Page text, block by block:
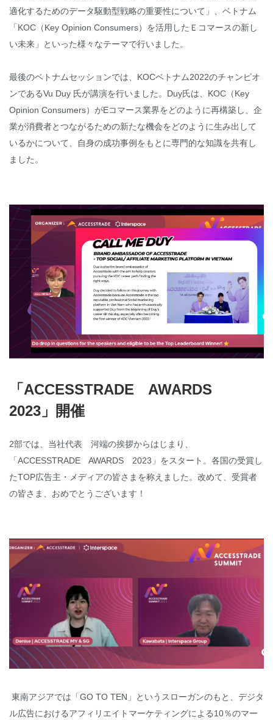
適化するためのデータ駆動型戦略の重要性について」、ベトナム
「KOC（Key Opinion Consumers）を活用したＥコマースの新し
い未来」といった様々なテーマで行いました。
最後のベトナムセッションでは、KOCベトナム2022のチャンピオ
ンであるVu Duy 氏が講演を行いました。Duy氏は、KOC（Key
Opinion Consumers）がEコマース業界をどのように再構築し、企
業が消費者とつながるための新たな機会をどのように生み出して
いるかについて、自身の成功事例をもとに専門的な知識を共有し
ました。
「ACCESSTRADE AWARDS
2023」開催
2部では、当社代表 河端の挨拶からはじまり、
「ACCESSTRADE AWARDS 2023」をスタート。各国の受賞し
たTOP広告主・メディアの皆さまを称えました。改めて、受賞者
の皆さま、おめでとうございます！
東南アジアでは「GO TO TEN」というスローガンのもと、デジタ
ル広告におけるアフィリエイトマーケティングによる10％のマー